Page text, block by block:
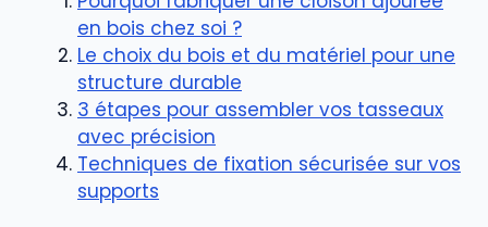
en bois chez soi ?
Le choix du bois et du matériel pour une
structure durable
3 étapes pour assembler vos tasseaux
avec précision
Techniques de fixation sécurisée sur vos
supports